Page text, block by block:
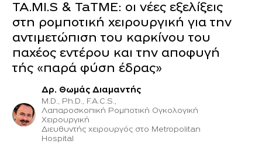
TA.MI.S & TaTME: οι νέες εξελίξεις
στη ρομποτική χειρουργική για την
αντιμετώπιση του καρκίνου του
παχέος εντέρου και την αποφυγή
τής «παρά φύση έδρας»
Δρ. Θωμάς Διαμαντής
M.D., Ph.D., F.A.C.S.,
Λαπαροσκοπική Ρομποτική Ογκολογική
Χειρουργική
Διευθυντής χειρουργός στο Metropolitan
Hospital